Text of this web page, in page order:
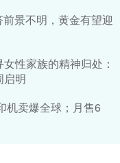
景不明，黄金有望迎
性家族的精神归处：
启明
机卖爆全球；月售6